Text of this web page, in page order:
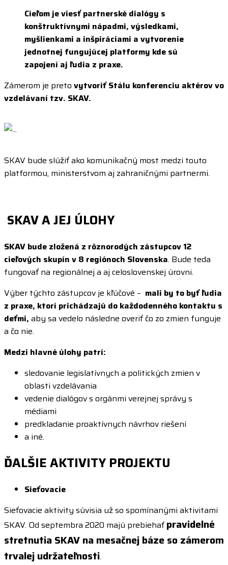
Cieľom je viesť partnerské dialógy s
konštruktívnymi nápadmi, výsledkami,
myšlienkami a inšpiráciami a vytvorenie
jednotnej fungujúcej platformy kde sú
zapojení aj ľudia z praxe.
Zámerom je preto vytvoriť Stálu konferenciu aktérov vo
vzdelávaní tzv. SKAV.
SKAV bude slúžiť ako komunikačný most medzi touto
platformou, ministerstvom aj zahraničnými partnermi.
SKAV A JEJ ÚLOHY
SKAV bude zložená z rôznorodých zástupcov 12
cieľových skupín v 8 regiónoch Slovenska. Bude teda
fungovať na regionálnej a aj celoslovenskej úrovni.
Výber týchto zástupcov je kľúčové – mali by to byť ľudia
z praxe, ktorí prichádzajú do každodenného kontaktu s
deťmi, aby sa vedelo následne overiť čo zo zmien funguje
a čo nie.
Medzi hlavné úlohy patrí:
sledovanie legislatívnych a politických zmien v
oblasti vzdelávania
vedenie dialógov s orgánmi verejnej správy s
médiami
predkladanie proaktívnych návrhov riešení
a iné.
ĎALŠIE AKTIVITY PROJEKTU
Sieťovacie
Sieťovacie aktivity súvisia už so spomínanými aktivitami
SKAV. Od septembra 2020 majú prebiehať pravidelné
stretnutia SKAV na mesačnej báze so zámerom
trvalej udržateľnosti.